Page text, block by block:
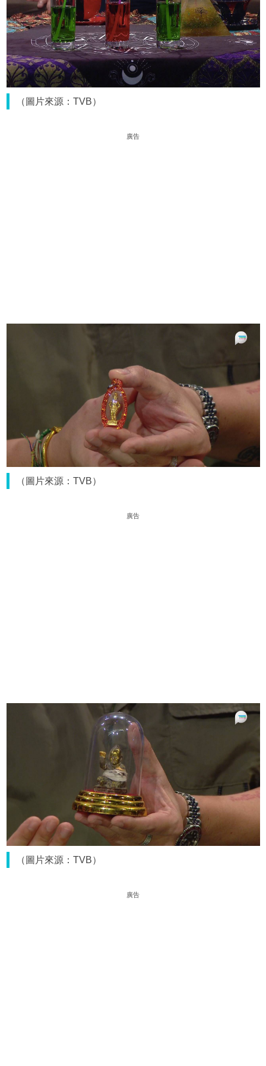
（圖片來源：TVB）
廣告
（圖片來源：TVB）
廣告
（圖片來源：TVB）
廣告